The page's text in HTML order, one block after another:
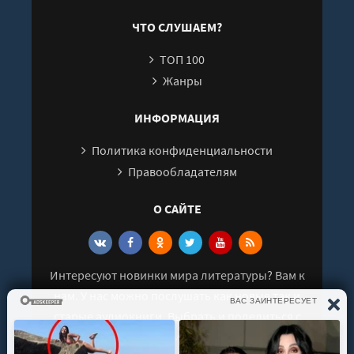
ЧТО СЛУШАЕМ?
ТОП 100
Жанры
ИНФОРМАЦИЯ
Политика конфиденциальности
Правообладателям
О САЙТЕ
Интересуют новинки мира литературы? Вам к
нам. У нас можно послушать как новые так и
старые аудиокниги. Выбрать и поделиться с
друзьями лучшими аудиокнигами!